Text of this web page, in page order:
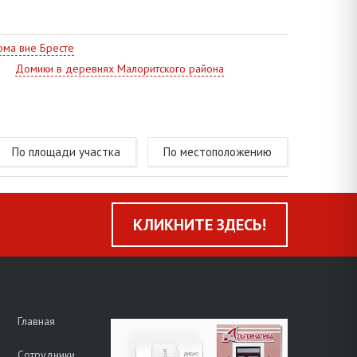
вне Бресте
Домики в деревнях Малоритского района
По площади участка По местоположению
КЛИКНИТЕ ЗДЕСЬ!
Главная